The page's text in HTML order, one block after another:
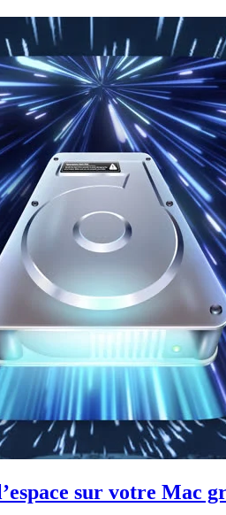
sur votre Mac